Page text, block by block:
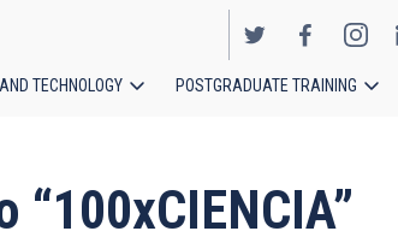
TECHNOLOGY POSTGRADUATE TRAINING